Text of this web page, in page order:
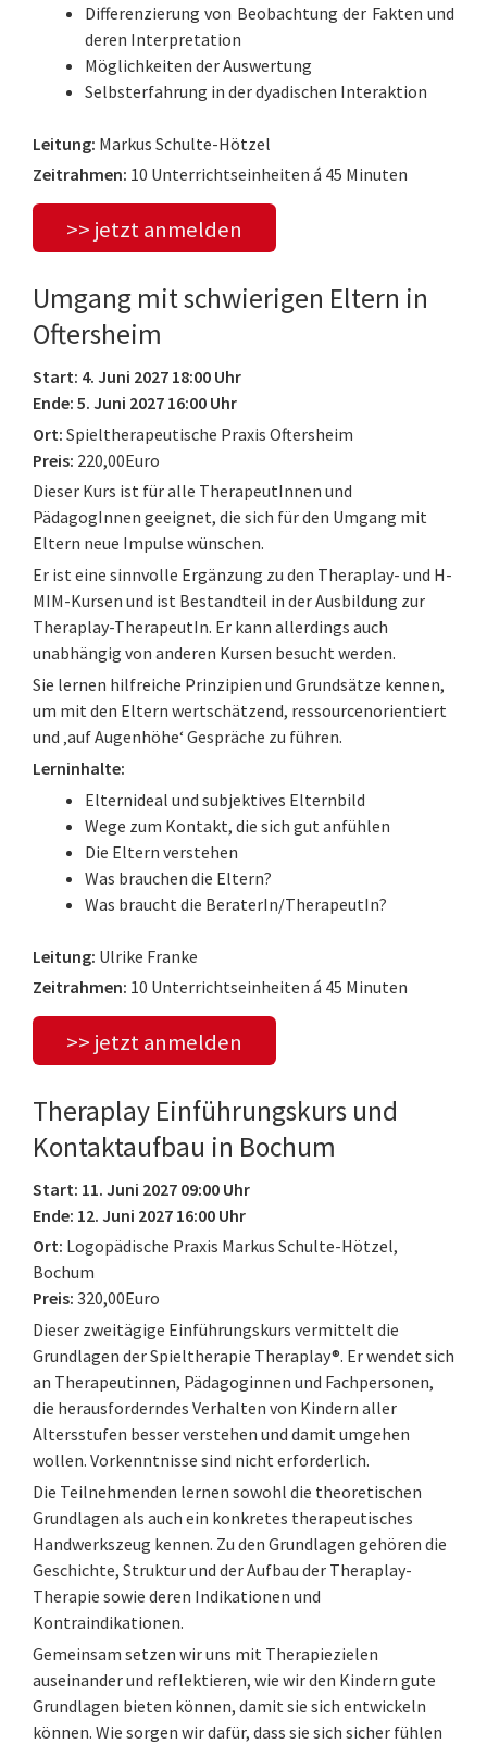
Differenzierung von Beobachtung der Fakten und
deren Interpretation
Möglichkeiten der Auswertung
Selbsterfahrung in der dyadischen Interaktion
Leitung: Markus Schulte-Hötzel
Zeitrahmen: 10 Unterrichtseinheiten á 45 Minuten
>> jetzt anmelden
Umgang mit schwierigen Eltern in
Oftersheim
Start: 4. Juni 2027 18:00 Uhr
Ende: 5. Juni 2027 16:00 Uhr
Ort: Spieltherapeutische Praxis Oftersheim
Preis: 220,00Euro
Dieser Kurs ist für alle TherapeutInnen und
PädagogInnen geeignet, die sich für den Umgang mit
Eltern neue Impulse wünschen.
Er ist eine sinnvolle Ergänzung zu den Theraplay- und H-
MIM-Kursen und ist Bestandteil in der Ausbildung zur
Theraplay-TherapeutIn. Er kann allerdings auch
unabhängig von anderen Kursen besucht werden.
Sie lernen hilfreiche Prinzipien und Grundsätze kennen,
um mit den Eltern wertschätzend, ressourcenorientiert
und ‚auf Augenhöhe‘ Gespräche zu führen.
Lerninhalte:
Elternideal und subjektives Elternbild
Wege zum Kontakt, die sich gut anfühlen
Die Eltern verstehen
Was brauchen die Eltern?
Was braucht die BeraterIn/TherapeutIn?
Leitung: Ulrike Franke
Zeitrahmen: 10 Unterrichtseinheiten á 45 Minuten
>> jetzt anmelden
Theraplay Einführungskurs und
Kontaktaufbau in Bochum
Start: 11. Juni 2027 09:00 Uhr
Ende: 12. Juni 2027 16:00 Uhr
Ort: Logopädische Praxis Markus Schulte-Hötzel,
Bochum
Preis: 320,00Euro
Dieser zweitägige Einführungskurs vermittelt die
Grundlagen der Spieltherapie Theraplay®. Er wendet sich
an Therapeutinnen, Pädagoginnen und Fachpersonen,
die herausforderndes Verhalten von Kindern aller
Altersstufen besser verstehen und damit umgehen
wollen. Vorkenntnisse sind nicht erforderlich.
Die Teilnehmenden lernen sowohl die theoretischen
Grundlagen als auch ein konkretes therapeutisches
Handwerkszeug kennen. Zu den Grundlagen gehören die
Geschichte, Struktur und der Aufbau der Theraplay-
Therapie sowie deren Indikationen und
Kontraindikationen.
Gemeinsam setzen wir uns mit Therapiezielen
auseinander und reflektieren, wie wir den Kindern gute
Grundlagen bieten können, damit sie sich entwickeln
können. Wie sorgen wir dafür, dass sie sich sicher fühlen